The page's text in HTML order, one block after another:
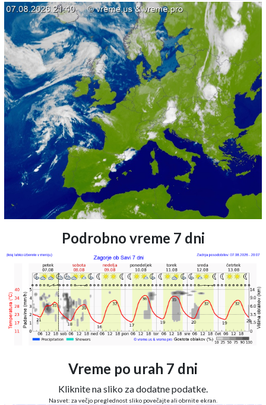
Podrobno vreme 7 dni
Vreme po urah 7 dni
Kliknite na sliko za dodatne podatke.
Nasvet: za večjo preglednost sliko povečajte ali obrnite ekran.